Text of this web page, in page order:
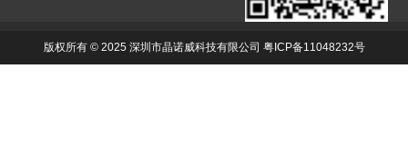
版权所有 © 2025 深圳市晶诺威科技有限公司 粤ICP备11048232号